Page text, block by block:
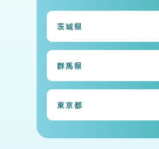
茨城県
常総本校
水戸キャンパス
群馬県
太田キャンパス
前橋キャンパス
東京都